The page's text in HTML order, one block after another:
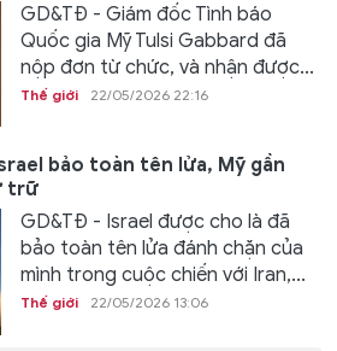
GD&TĐ - Giám đốc Tình báo
Quốc gia Mỹ Tulsi Gabbard đã
nộp đơn từ chức, và nhận được...
Thế giới 22/05/2026 22:16
bảo toàn tên lửa, Mỹ gần
trữ
GD&TĐ - Israel được cho là đã
bảo toàn tên lửa đánh chặn của
mình trong cuộc chiến với Iran,...
Thế giới 22/05/2026 13:06